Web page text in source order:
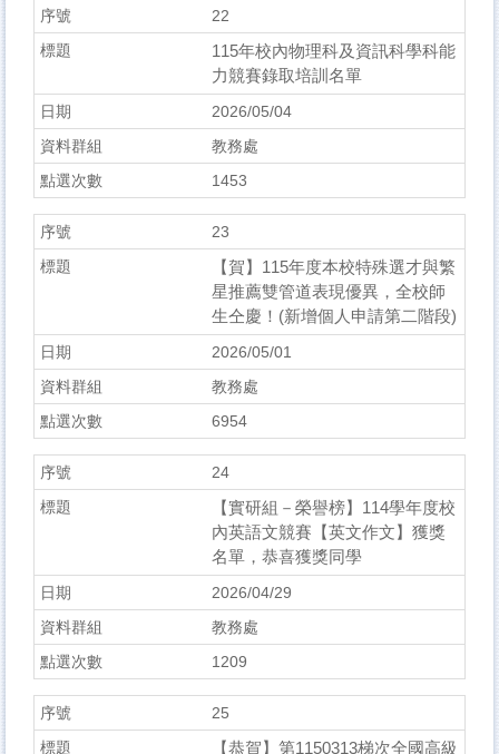
22
115年校內物理科及資訊科學科能
力競賽錄取培訓名單
2026/05/04
教務處
1453
23
【賀】115年度本校特殊選才與繁
星推薦雙管道表現優異，全校師
生仝慶！(新增個人申請第二階段)
2026/05/01
教務處
6954
24
【實研組－榮譽榜】114學年度校
內英語文競賽【英文作文】獲獎
名單，恭喜獲獎同學
2026/04/29
教務處
1209
25
【恭賀】第1150313梯次全國高級